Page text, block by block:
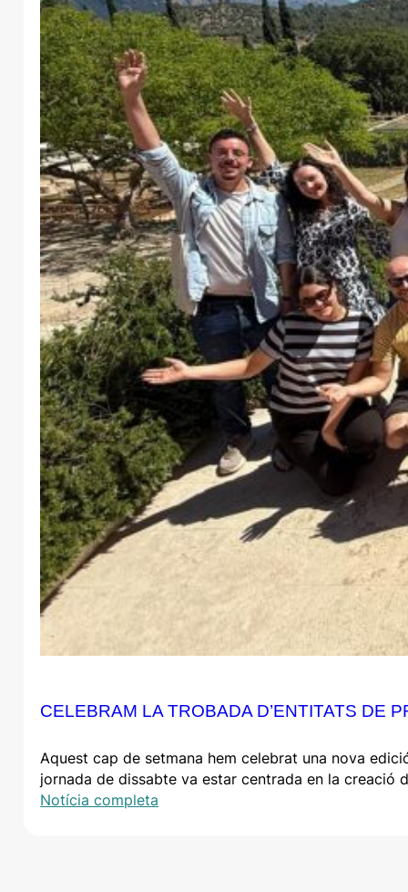
CELEBRAM LA TROBADA D’ENTITATS DE
Aquest cap de setmana hem celebrat una nova
jornada de dissabte va estar centrada en la creació
Notícia completa